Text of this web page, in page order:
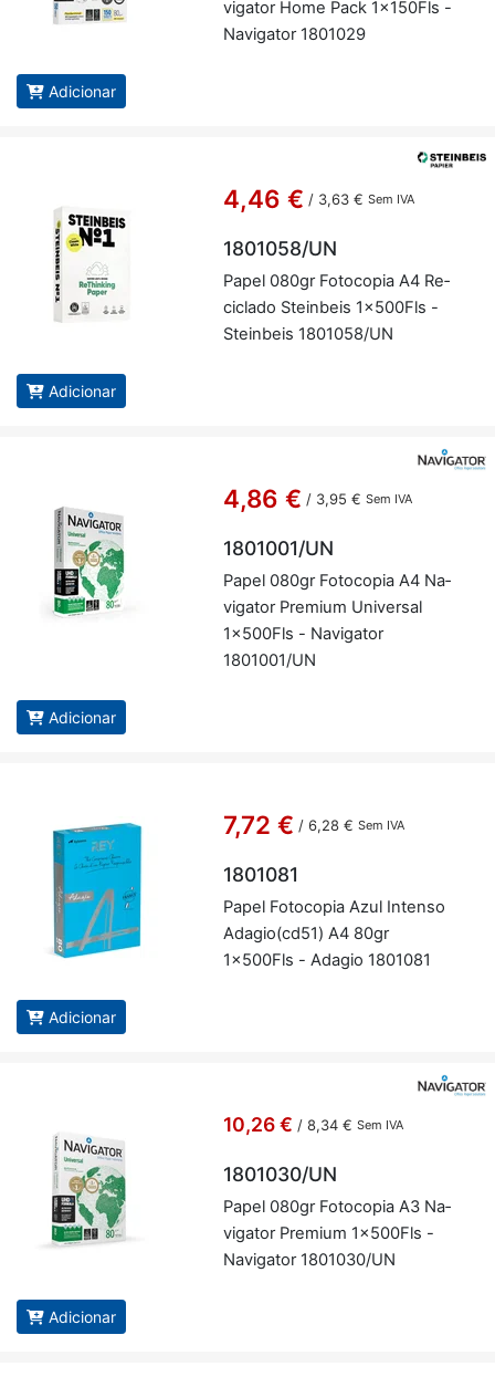
vi­gator Home Pack 1x150Fls -
Na­vi­gator 1801029
Adicionar
4,46 € / 3,63 € Sem IVA
1801058/UN
Papel 080gr Fo­to­copia A4 Re­
ci­clado Stein­beis 1x500Fls -
Stein­beis 1801058/UN
Adicionar
4,86 € / 3,95 € Sem IVA
1801001/UN
Papel 080gr Fo­to­copia A4 Na­
vi­gator Pre­mium Uni­versal
1x500Fls - Na­vi­gator
1801001/UN
Adicionar
7,72 € / 6,28 € Sem IVA
1801081
Papel Fo­to­copia Azul In­tenso
Adagio(cd51) A4 80gr
1x500Fls - Adagio 1801081
Adicionar
10,26 € / 8,34 € Sem IVA
1801030/UN
Papel 080gr Fo­to­copia A3 Na­
vi­gator Pre­mium 1x500Fls -
Na­vi­gator 1801030/UN
Adicionar